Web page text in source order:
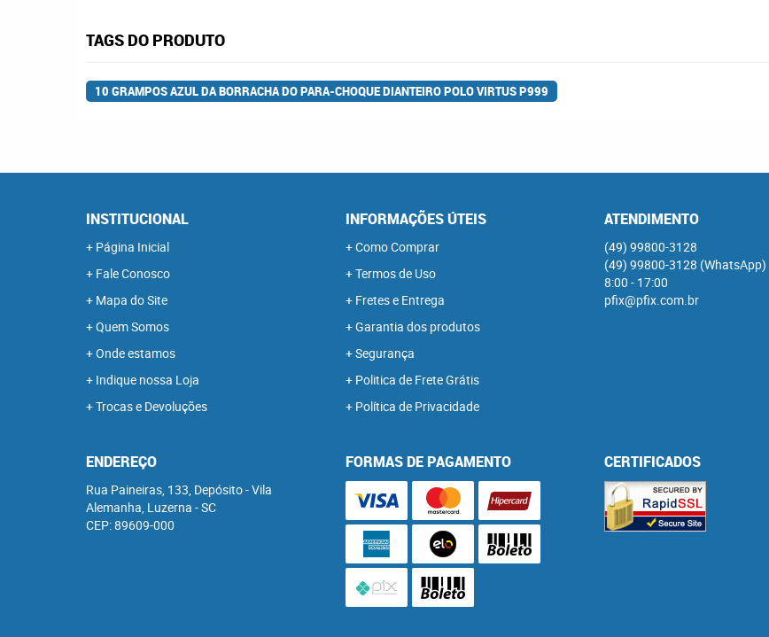
TAGS DO PRODUTO
10 GRAMPOS AZUL DA BORRACHA DO PARA-CHOQUE DIANTEIRO POLO VIRTUS P999
INSTITUCIONAL
Página Inicial
Fale Conosco
Mapa do Site
Quem Somos
Onde estamos
Indique nossa Loja
Trocas e Devoluções
INFORMAÇÕES ÚTEIS
Como Comprar
Termos de Uso
Fretes e Entrega
Garantia dos produtos
Segurança
Politica de Frete Grátis
Política de Privacidade
ATENDIMENTO
(49) 99800-3128
(49) 99800-3128 (WhatsApp)
8:00 - 17:00
pfix@pfix.com.br
ENDEREÇO
Rua Paineiras, 133, Depósito-Vila
Alemanha, Luzerna -SC
CEP: 89609-000
FORMAS DE PAGAMENTO CERTIFICADOS